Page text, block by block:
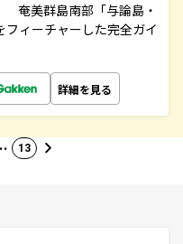
奄美群島南部「与論島・
ィーチャーした完全ガイ
詳細を見る
13